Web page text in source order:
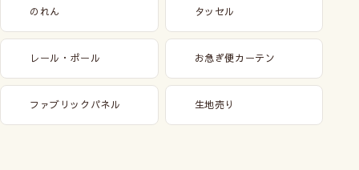
のれん タッセル
レール・ポール お急ぎ便カーテン
ファブリックパネル 生地売り